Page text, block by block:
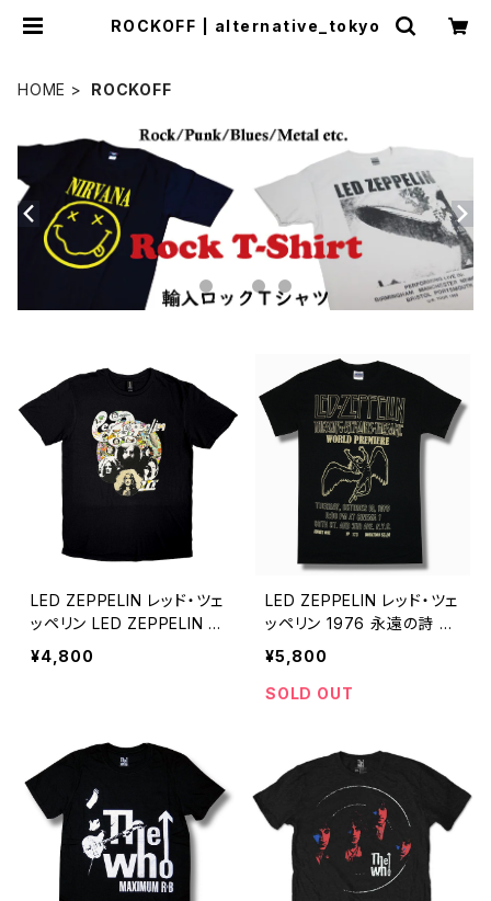
ROCKOFF | alternative_tokyo
HOME ROCKOFF
LED ZEPPELIN レッド・ツェ
ッペリン LED ZEPPELIN T
シャツ メンズ レディース ロ
ックTシャツ バンドTシャツ
¥4,800
LED ZEPPELIN レッド・ツェ
ッペリン 1976 永遠の詩 狂
熱のライヴ ワールドプレミ
ア Ｔシャツ メンズ レディー
ス ロックTシャツ バンドTシ
¥5,800
SOLD OUT